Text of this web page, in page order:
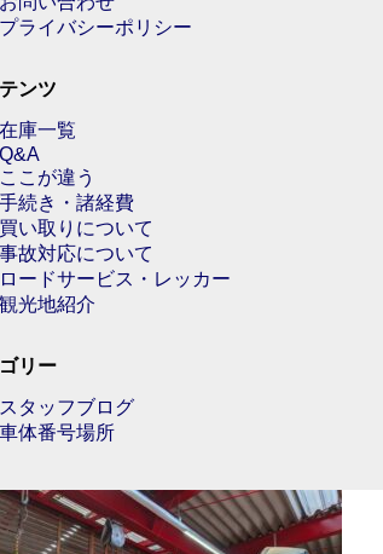
プライバシーポリシー
ンツ
在庫一覧
Q&A
ここが違う
手続き・諸経費
買い取りについて
事故対応について
ロードサービス・レッカー
観光地紹介
リー
スタッフブログ
車体番号場所